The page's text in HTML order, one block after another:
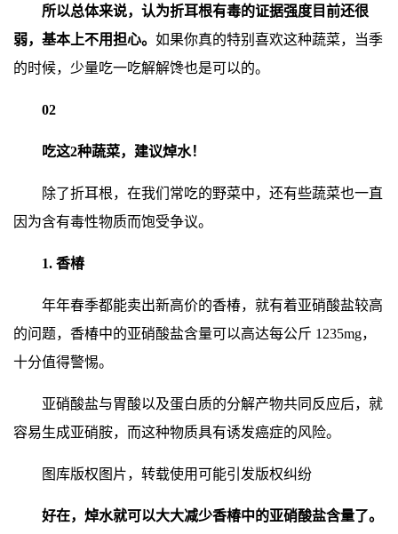
所以总体来说，认为折耳根有毒的证据强度目前还很
弱，基本上不用担心。 如果你真的特别喜欢这种蔬菜，当季
的时候，少量吃一吃解解馋也是可以的。
02
吃这2种蔬菜，建议焯水！
除了折耳根，在我们常吃的野菜中，还有些蔬菜也一直
因为含有毒性物质而饱受争议。
1. 香椿
年年春季都能卖出新高价的香椿，就有着亚硝酸盐较高
的问题，香椿中的亚硝酸盐含量可以高达每公斤 1235mg，
十分值得警惕。
亚硝酸盐与胃酸以及蛋白质的分解产物共同反应后，就
容易生成亚硝胺，而这种物质具有诱发癌症的风险。
图库版权图片，转载使用可能引发版权纠纷
好在，焯水就可以大大减少香椿中的亚硝酸盐含量了。